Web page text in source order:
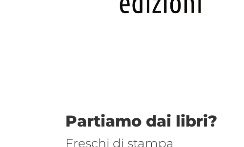
Partiamo dai libri?
Freschi di stampa